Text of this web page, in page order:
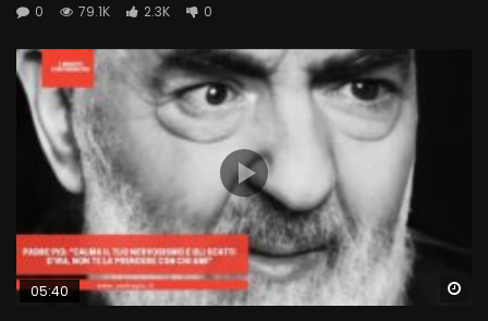
0
79.1K 2.3K 0
05:40